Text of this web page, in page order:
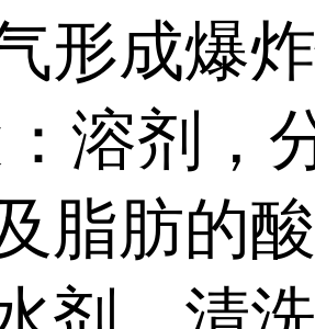
形成爆
溶剂，
脂肪的酸